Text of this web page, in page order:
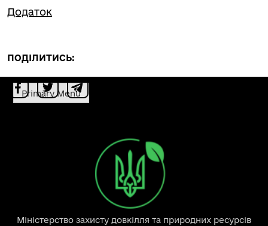
Додаток
ПОДІЛИТИСЬ:
Primary Menu
Міністерство захисту довкілля та природних ресурсів